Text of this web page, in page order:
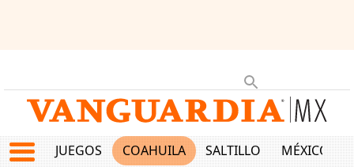
JUEGOS COAHUILA SALTILLO MÉXICO